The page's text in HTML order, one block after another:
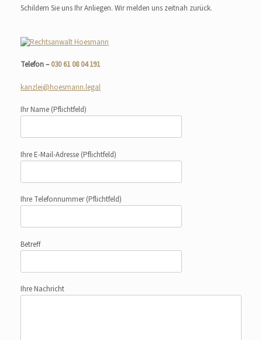
Schildern Sie uns Ihr Anliegen. Wir melden uns zeitnah zurück.
Telefon –030 61 08 04 191
kanzlei@hoesmann.legal
Ihr Name (Pflichtfeld)
Ihre E-Mail-Adresse (Pflichtfeld)
Ihre Telefonnummer(Pflichtfeld)
Betreff
Ihre Nachricht